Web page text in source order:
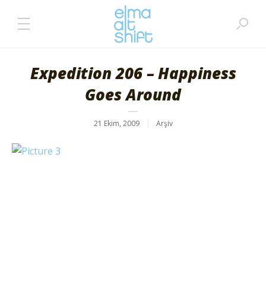
Expedition 206 – Happiness
Goes Around
21 Ekim, 2009 Arşiv